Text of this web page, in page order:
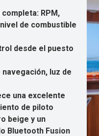
RPM,
de combustible
desde el puesto
luz de
una excelente
de piloto
beige y un
Bluetooth Fusion